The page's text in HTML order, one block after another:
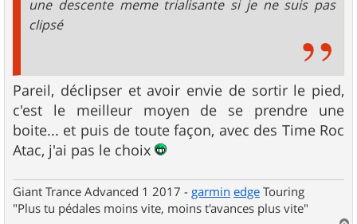
une descente meme trialisante si je ne suis pas
clipsé
Pareil, déclipser et avoir envie de sortir le pied,
c'est le meilleur moyen de se prendre une
boite... et puis de toute façon, avec des Time Roc
Atac, j'ai pas le choix
Giant Trance Advanced 1 2017 - garmin edge Touring
"Plus tu pédales moins vite, moins t'avances plus vite"